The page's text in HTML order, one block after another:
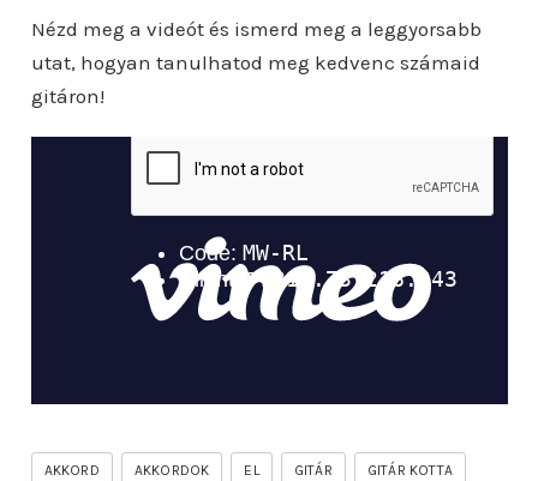
Nézd meg a videót és ismerd meg a leggyorsabb
utat, hogyan tanulhatod meg kedvenc számaid
gitáron!
AKKORD AKKORDOK EL GITÁR GITÁR KOTTA